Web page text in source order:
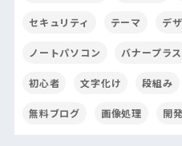
セキュリティ テーマ デ
ノートパソコン バナープラス
初心者 文字化け 段組み
無料ブログ 画像処理 開